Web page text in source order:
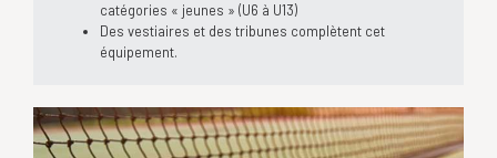
catégories « jeunes » (U6 à U13)
Des vestiaires et des tribunes complètent cet
équipement.